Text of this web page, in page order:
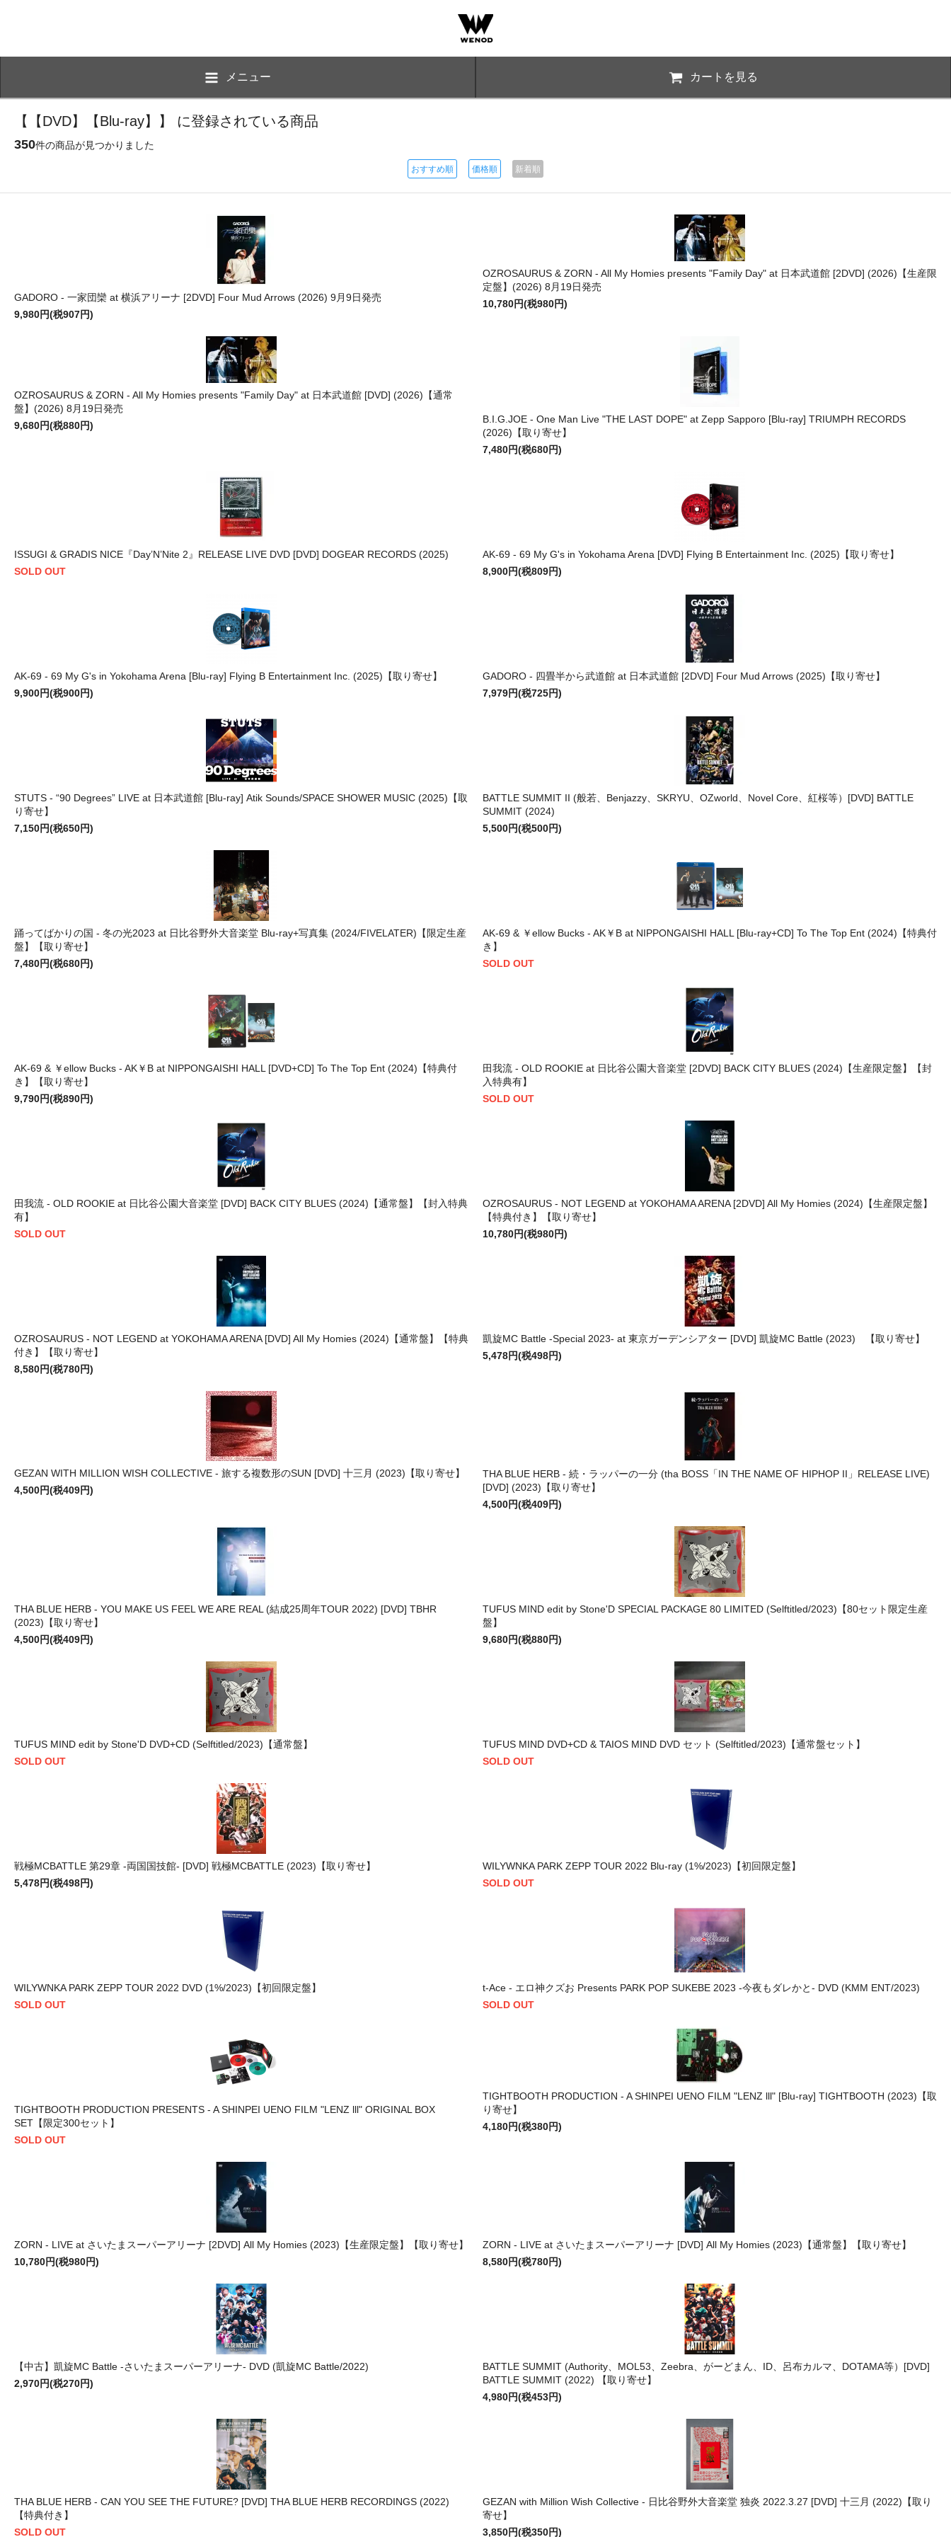
メニュー カートを見る
【【DVD】【Blu-ray】】 に登録されている商品
350件の商品が見つかりました
おすすめ順 価格順 新着順
GADORO - 一家団欒 at 横浜アリーナ [2DVD] Four Mud Arrows (2026) 9月9日発売
9,980円(税907円)
OZROSAURUS & ZORN - All My Homies presents "Family Day" at 日本武道館 [2DVD] (2026)【生産限
定盤】(2026) 8月19日発売
10,780円(税980円)
OZROSAURUS & ZORN - All My Homies presents "Family Day" at 日本武道館 [DVD] (2026)【通常
盤】(2026) 8月19日発売
9,680円(税880円)
B.I.G.JOE - One Man Live "THE LAST DOPE" at Zepp Sapporo [Blu-ray] TRIUMPH RECORDS
(2026)【取り寄せ】
7,480円(税680円)
ISSUGI & GRADIS NICE『Day’N’Nite 2』RELEASE LIVE DVD [DVD] DOGEAR RECORDS (2025)
SOLD OUT
AK-69 - 69 My G's in Yokohama Arena [DVD] Flying B Entertainment Inc. (2025)【取り寄せ】
8,900円(税809円)
AK-69 - 69 My G's in Yokohama Arena [Blu-ray] Flying B Entertainment Inc. (2025)【取り寄せ】
9,900円(税900円)
GADORO - 四畳半から武道館 at 日本武道館 [2DVD] Four Mud Arrows (2025)【取り寄せ】
7,979円(税725円)
STUTS - “90 Degrees” LIVE at 日本武道館 [Blu-ray] Atik Sounds/SPACE SHOWER MUSIC (2025)【取
り寄せ】
7,150円(税650円)
BATTLE SUMMIT II (般若、Benjazzy、SKRYU、OZworld、Novel Core、紅桜等）[DVD] BATTLE
SUMMIT (2024)
5,500円(税500円)
踊ってばかりの国 - 冬の光2023 at 日比谷野外大音楽堂 Blu-ray+写真集 (2024/FIVELATER)【限定生産
盤】【取り寄せ】
7,480円(税680円)
AK-69 & ￥ellow Bucks - AK￥B at NIPPONGAISHI HALL [Blu-ray+CD] To The Top Ent (2024)【特典付
き】
SOLD OUT
AK-69 & ￥ellow Bucks - AK￥B at NIPPONGAISHI HALL [DVD+CD] To The Top Ent (2024)【特典付
き】【取り寄せ】
9,790円(税890円)
田我流 - OLD ROOKIE at 日比谷公園大音楽堂 [2DVD] BACK CITY BLUES (2024)【生産限定盤】【封
入特典有】
SOLD OUT
田我流 - OLD ROOKIE at 日比谷公園大音楽堂 [DVD] BACK CITY BLUES (2024)【通常盤】【封入特典
有】
SOLD OUT
OZROSAURUS - NOT LEGEND at YOKOHAMA ARENA [2DVD] All My Homies (2024)【生産限定盤】
【特典付き】【取り寄せ】
10,780円(税980円)
OZROSAURUS - NOT LEGEND at YOKOHAMA ARENA [DVD] All My Homies (2024)【通常盤】【特典
付き】【取り寄せ】
8,580円(税780円)
凱旋MC Battle -Special 2023- at 東京ガーデンシアター [DVD] 凱旋MC Battle (2023) 【取り寄せ】
5,478円(税498円)
GEZAN WITH MILLION WISH COLLECTIVE - 旅する複数形のSUN [DVD] 十三月 (2023)【取り寄せ】
4,500円(税409円)
THA BLUE HERB - 続・ラッパーの一分 (tha BOSS「IN THE NAME OF HIPHOP II」RELEASE LIVE)
[DVD] (2023)【取り寄せ】
4,500円(税409円)
THA BLUE HERB - YOU MAKE US FEEL WE ARE REAL (結成25周年TOUR 2022) [DVD] TBHR
(2023)【取り寄せ】
4,500円(税409円)
TUFUS MIND edit by Stone'D SPECIAL PACKAGE 80 LIMITED (Selftitled/2023)【80セット限定生産
盤】
9,680円(税880円)
TUFUS MIND edit by Stone'D DVD+CD (Selftitled/2023)【通常盤】
SOLD OUT
TUFUS MIND DVD+CD & TAIOS MIND DVD セット (Selftitled/2023)【通常盤セット】
SOLD OUT
戦極MCBATTLE 第29章 -両国国技館- [DVD] 戦極MCBATTLE (2023)【取り寄せ】
5,478円(税498円)
WILYWNKA PARK ZEPP TOUR 2022 Blu-ray (1%/2023)【初回限定盤】
SOLD OUT
WILYWNKA PARK ZEPP TOUR 2022 DVD (1%/2023)【初回限定盤】
SOLD OUT
t-Ace - エロ神クズお Presents PARK POP SUKEBE 2023 -今夜もダレかと- DVD (KMM ENT/2023)
SOLD OUT
TIGHTBOOTH PRODUCTION PRESENTS - A SHINPEI UENO FILM "LENZ lll" ORIGINAL BOX
SET【限定300セット】
SOLD OUT
TIGHTBOOTH PRODUCTION - A SHINPEI UENO FILM "LENZ lll" [Blu-ray] TIGHTBOOTH (2023)【取
り寄せ】
4,180円(税380円)
ZORN - LIVE at さいたまスーパーアリーナ [2DVD] All My Homies (2023)【生産限定盤】【取り寄せ】
10,780円(税980円)
ZORN - LIVE at さいたまスーパーアリーナ [DVD] All My Homies (2023)【通常盤】【取り寄せ】
8,580円(税780円)
【中古】凱旋MC Battle -さいたまスーパーアリーナ- DVD (凱旋MC Battle/2022)
2,970円(税270円)
BATTLE SUMMIT (Authority、MOL53、Zeebra、がーどまん、ID、呂布カルマ、DOTAMA等）[DVD]
BATTLE SUMMIT (2022) 【取り寄せ】
4,980円(税453円)
THA BLUE HERB - CAN YOU SEE THE FUTURE? [DVD] THA BLUE HERB RECORDINGS (2022)
【特典付き】
SOLD OUT
GEZAN with Million Wish Collective - 日比谷野外大音楽堂 独炎 2022.3.27 [DVD] 十三月 (2022)【取り
寄せ】
3,850円(税350円)